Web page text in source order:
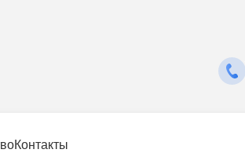
Контакты